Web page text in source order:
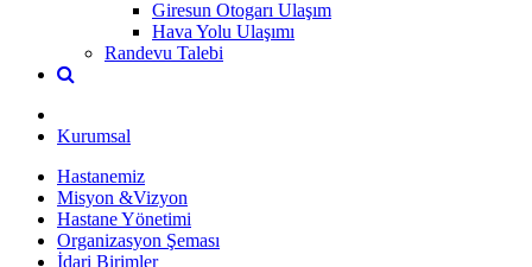
Giresun Otogarı Ulaşım
Hava Yolu Ulaşımı
Randevu Talebi
Kurumsal
Hastanemiz
Misyon &Vizyon
Hastane Yönetimi
Organizasyon Şeması
İdari Birimler